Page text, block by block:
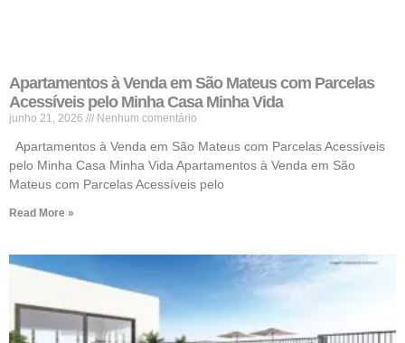
Apartamentos à Venda em São Mateus com Parcelas
Acessíveis pelo Minha Casa Minha Vida
junho 21, 2026 Nenhum comentário
Apartamentos à Venda em São Mateus com Parcelas Acessíveis
pelo Minha Casa Minha Vida Apartamentos à Venda em São
Mateus com Parcelas Acessíveis pelo
Read More »